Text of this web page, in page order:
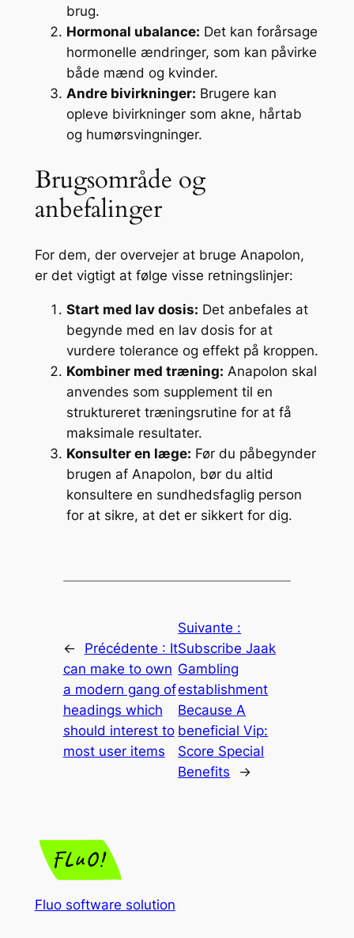
brug.
Hormonal ubalance: Det kan forårsage
hormonelle ændringer, som kan påvirke
både mænd og kvinder.
Andre bivirkninger: Brugere kan
opleve bivirkninger som akne, hårtab
og humørsvingninger.
Brugsområde og
anbefalinger
For dem, der overvejer at bruge Anapolon,
er det vigtigt at følge visse retningslinjer:
Start med lav dosis: Det anbefales at
begynde med en lav dosis for at
vurdere tolerance og effekt på kroppen.
Kombiner med træning: Anapolon skal
anvendes som supplement til en
struktureret træningsrutine for at få
maksimale resultater.
Konsulter en læge: Før du påbegynder
brugen af Anapolon, bør du altid
konsultere en sundhedsfaglig person
for at sikre, at det er sikkert for dig.
← Précédente : It
can make to own
a modern gang of
headings which
should interest to
most user items
Suivante :
Subscribe Jaak
Gambling
establishment
Because A
beneficial Vip:
Score Special
Benefits
→
Fluo software solution